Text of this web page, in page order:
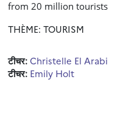
from 20 million tourists
THÈME: TOURISM
टीचर:Christelle El Arabi
टीचर: Emily Holt